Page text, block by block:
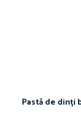
Pastă de dinți